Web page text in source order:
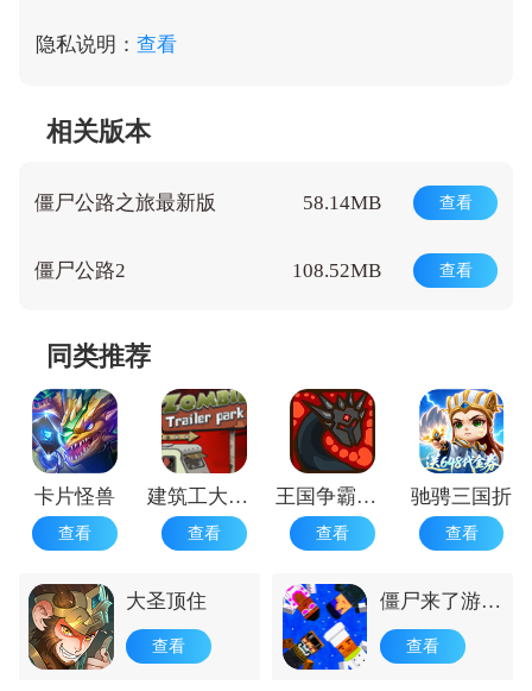
隐私说明： 查看
相关版本
僵尸公路之旅最新版 58.14MB 查看
僵尸公路2 108.52MB 查看
同类推荐
卡片怪兽
查看
建筑工大战僵尸
查看
王国争霸中文版
查看
驰骋三国折
查看
大圣顶住
查看
僵尸来了游戏
手机版
查看